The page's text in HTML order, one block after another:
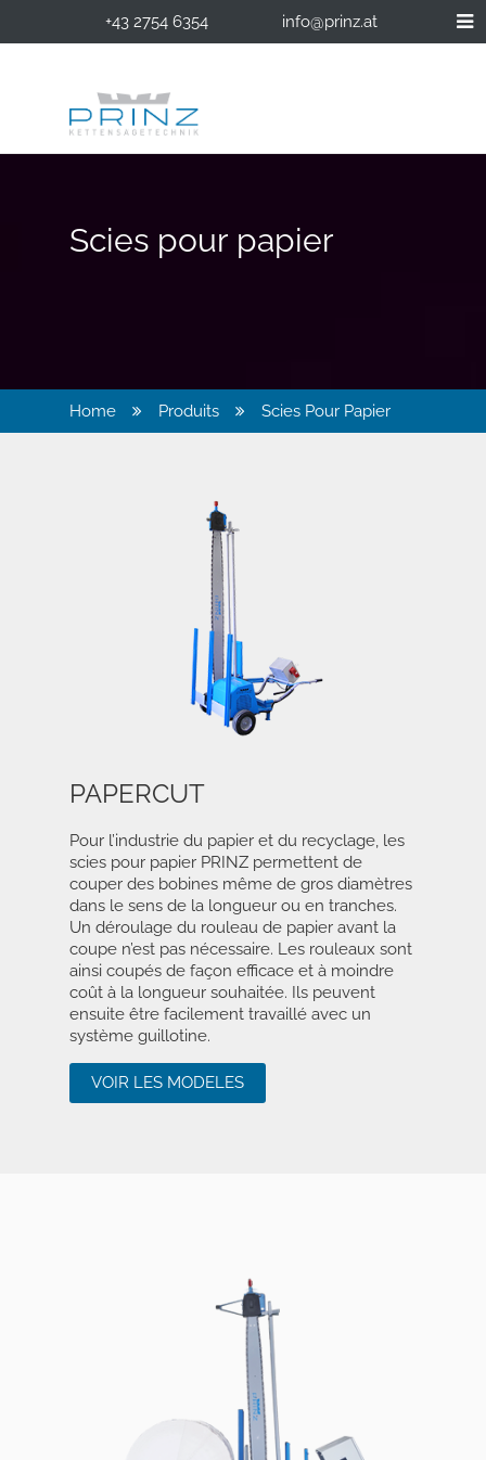
+43 2754 6354 info@prinz.at
Scies pour papier
Home Produits Scies Pour Papier
PAPERCUT
Pour l’industrie du papier et du recyclage, les
scies pour papier PRINZ permettent de
couper des bobines même de gros diamètres
dans le sens de la longueur ou en tranches.
Un déroulage du rouleau de papier avant la
coupe n’est pas nécessaire. Les rouleaux sont
ainsi coupés de façon efficace et à moindre
coût à la longueur souhaitée. Ils peuvent
ensuite être facilement travaillé avec un
système guillotine.
VOIR LES MODELES